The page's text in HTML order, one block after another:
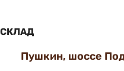
СКЛАД
Пушкин, шоссе